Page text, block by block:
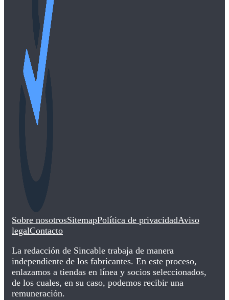
Sobre nosotrosSitemapPolítica de privacidadAviso
legalContacto
La redacción de Sincable trabaja de manera
independiente de los fabricantes. En este proceso,
enlazamos a tiendas en línea y socios seleccionados,
de los cuales, en su caso, podemos recibir una
remuneración.